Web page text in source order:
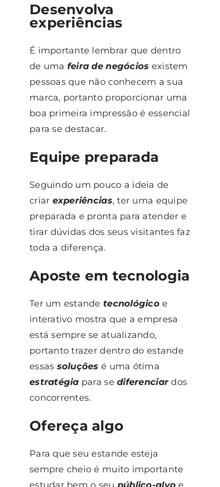
Desenvolva
experiências
É importante lembrar que dentro
de uma feira de negócios existem
pessoas que não conhecem a sua
marca, portanto proporcionar uma
boa primeira impressão é essencial
para se destacar.
Equipe preparada
Seguindo um pouco a ideia de
criar experiências, ter uma equipe
preparada e pronta para atender e
tirar dúvidas dos seus visitantes faz
toda a diferença.
Aposte em tecnologia
Ter um estandetecnológico e
interativo mostra que a empresa
está sempre se atualizando,
portanto trazer dentro do estande
essas soluções é uma ótima
estratégia para sediferenciardos
concorrentes.
Ofereça algo
Para que seu estande esteja
sempre cheio é muito importante